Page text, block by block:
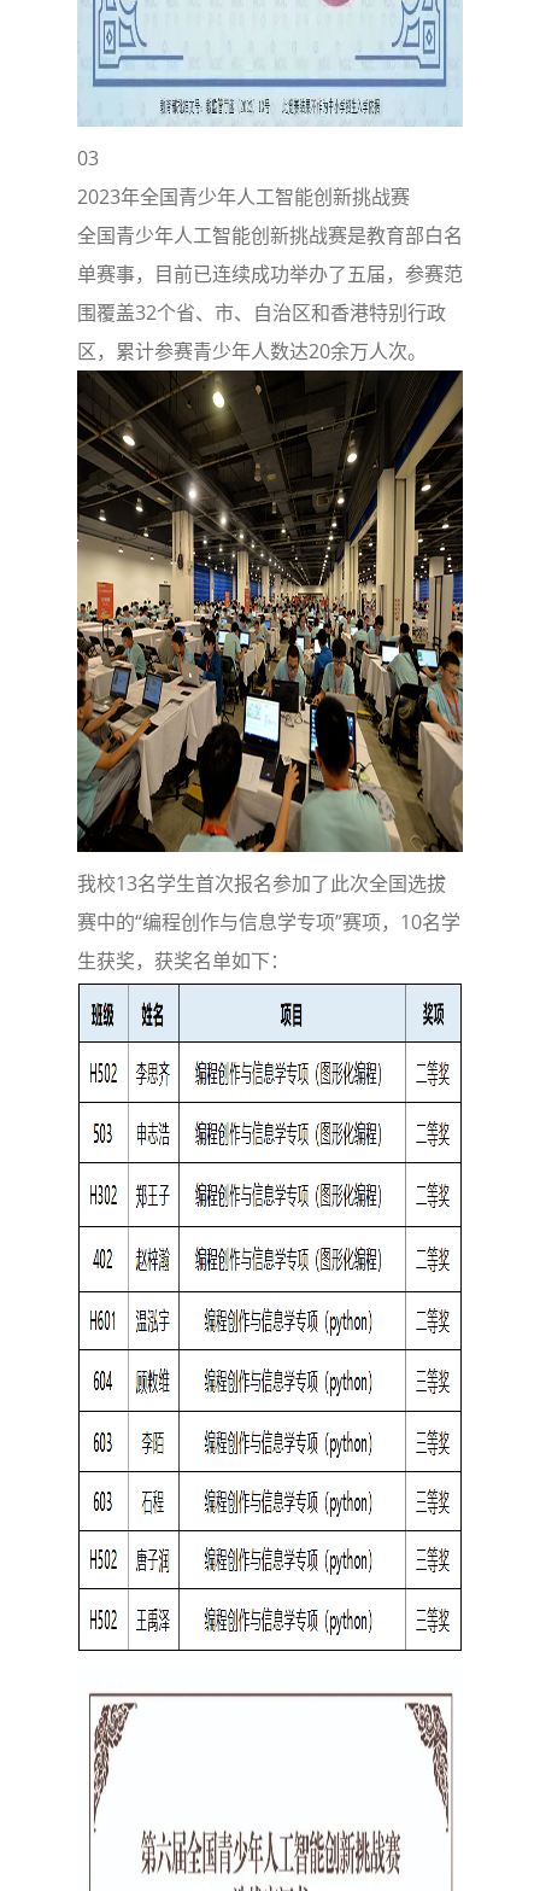
03
2023年全国青少年人工智能创新挑战赛
全国青少年人工智能创新挑战赛是教育部白名
单赛事，目前已连续成功举办了五届，参赛范
围覆盖32个省、市、自治区和香港特别行政
区，累计参赛青少年人数达20余万人次。
我校13名学生首次报名参加了此次全国选拔
赛中的“编程创作与信息学专项”赛项，10名学
生获奖，获奖名单如下：